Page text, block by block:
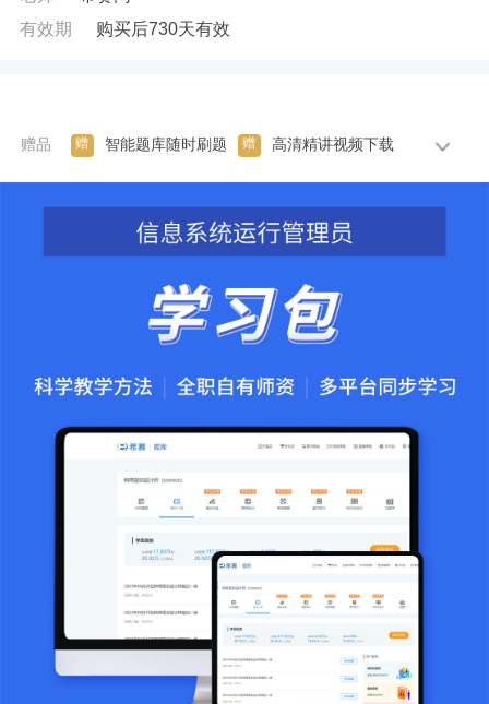
有效期
购买后730天有效
赠品 赠 智能题库随时刷题 赠 高清精讲视频下载